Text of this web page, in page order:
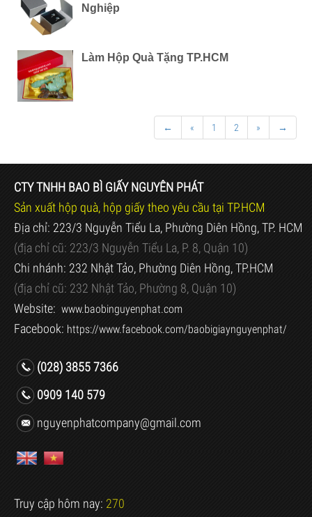
Nghiệp
Làm Hộp Quà Tặng TP.HCM
← « 1 2 » →
CTY TNHH BAO BÌ GIẤY NGUYÊN PHÁT
Sản xuất hộp quà, hộp giấy theo yêu cầu tại TP.HCM
Địa chỉ: 223/3 Nguyễn Tiểu La, Phường Diên Hồng, TP. HCM
(địa chỉ cũ: 223/3 Nguyễn Tiểu La, P. 8, Quận 10)
Chi nhánh: 232 Nhật Tảo, Phường Diên Hồng, TP.HCM
(địa chỉ cũ: 232 Nhật Tảo, Phường 8, Quận 10)
Website: www.baobinguyenphat.com
Facebook: https://www.facebook.com/baobigiaynguyenphat/
(028) 3855 7366
0909 140 579
nguyenphatcompany@gmail.com
Truy cập hôm nay: 270